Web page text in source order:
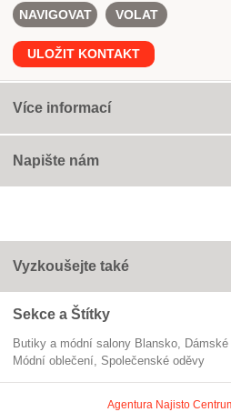
NAVIGOVAT VOLAT
ULOŽIT KONTAKT
Více informací
Napište nám
Vyzkoušejte také
Sekce a Štítky
Butiky a módní salony Blansko
módní oblečení
Společenské oděvy
Agentura Najisto